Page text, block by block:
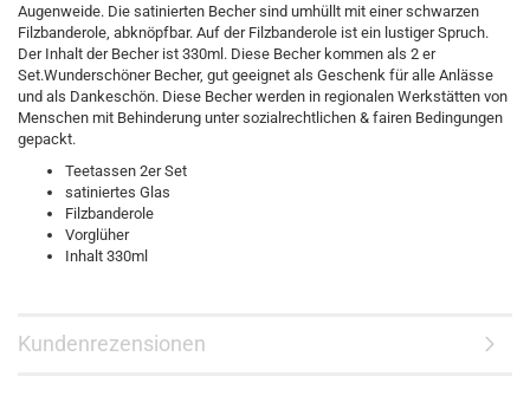
Augenweide. Die satinierten Becher sind umhüllt mit einer schwarzen
Filzbanderole, abknöpfbar. Auf der Filzbanderole ist ein lustiger Spruch.
Der Inhalt der Becher ist 330ml. Diese Becher kommen als 2 er
Set.Wunderschöner Becher, gut geeignet als Geschenk für alle Anlässe
und als Dankeschön. Diese Becher werden in regionalen Werkstätten von
Menschen mit Behinderung unter sozialrechtlichen & fairen Bedingungen
gepackt.
Teetassen 2er Set
satiniertes Glas
Filzbanderole
Vorglüher
Inhalt 330ml
Kundenrezensionen